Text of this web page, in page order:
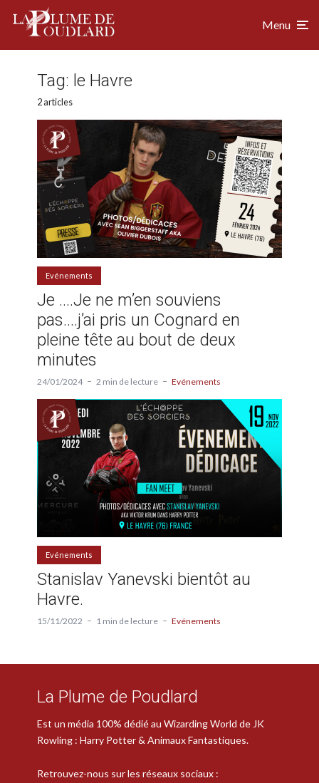
Menu
Tag: le Havre
2 articles
Evénements
Je ….Je ne m’en souviens
pas….j’ai pris un Cognard en
pleine tête au bout de deux
minutes
24/01/2024 2 min de lecture Evénements
Evénements
Stanislav Yanevski bientôt au
Havre.
15/11/2022 1 min de lecture Evénements
La Plume de Poudlard
Est un média 100% dédié au Wizarding World de JK
Rowling : Harry Potter & Animaux Fantastiques.
Retrouvez-nous sur les réseaux sociaux :